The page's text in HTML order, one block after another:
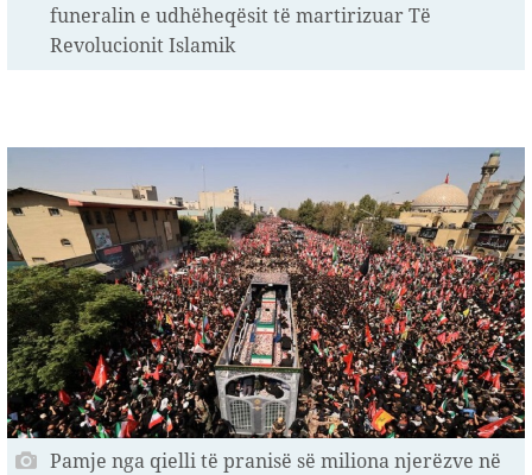
funeralin e udhëheqësit të martirizuar Të
Revolucionit Islamik
Pamje nga qielli të pranisë së miliona njerëzve në